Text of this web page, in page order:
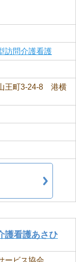
訪問介護看護
王町3-24-8 港横
護看護あさひ
ービス協会